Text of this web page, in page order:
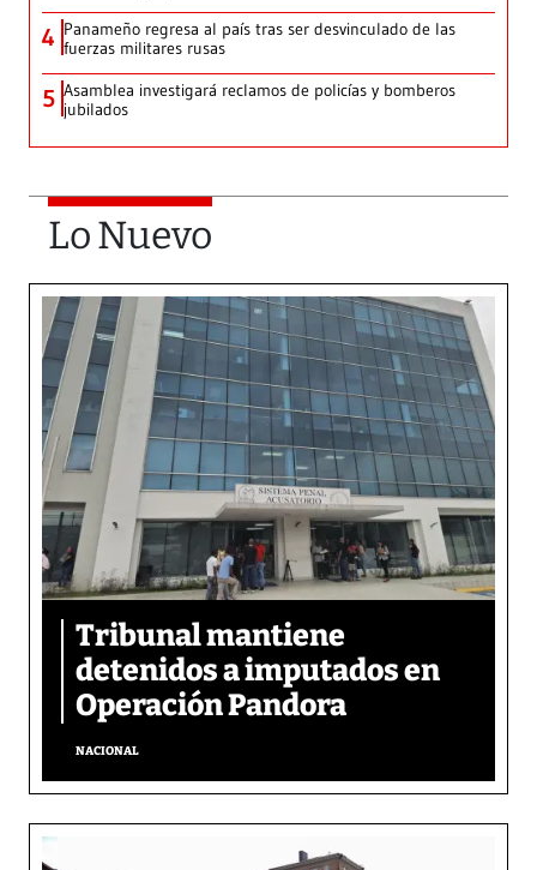
4 Panameño regresa al país tras ser desvinculado de las
fuerzas militares rusas
5 Asamblea investigará reclamos de policías y bomberos
jubilados
Lo Nuevo
Tribunal mantiene
detenidos a imputados en
Operación Pandora
NACIONAL